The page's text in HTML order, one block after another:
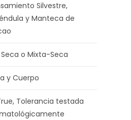
Silvestre,
y Manteca de
Seca o Mixta-Seca
y Cuerpo
Tolerancia testada